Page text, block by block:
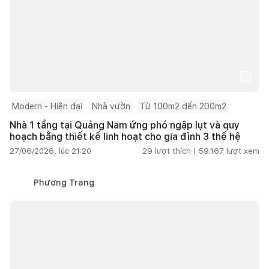
Modern - Hiện đại Nhà vườn Từ 100m2 đến 200m2
Nhà 1 tầng tại Quảng Nam ứng phó ngập lụt và quy
hoạch bằng thiết kế linh hoạt cho gia đình 3 thế hệ
27/06/2026, lúc 21:20 29 lượt thích | 59.167 lượt xem
Phương Trang